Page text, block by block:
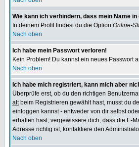
Wie kann ich verhindern, dass mein Name
In deinem Profil findest du die Option Online-
Nach oben
Ich habe mein Passwort verloren!
Kein Problem! Du kannst ein neues Passwort
Nach oben
Ich habe mich registriert, kann mich aber
Überprüfe erst, ob du den richtigen
altbeim Registrieren gewählt hast, musst du
einloggen kannst - entweder von dir selbst
erhalten hast, vergewissere dich, dass die E-
Adresse richtig ist, kontaktiere den
Nach oben